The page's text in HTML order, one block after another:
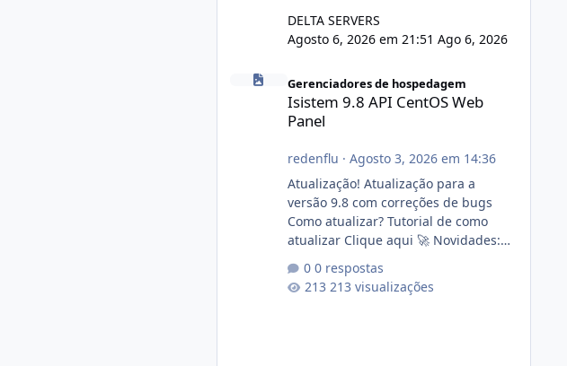
DELTA SERVERS
Agosto 6, 2026 em 21:51 Ago 6, 2026
Isistem 9.8 API CentOS Web Panel
Gerenciadores de hospedagem
Isistem 9.8 API CentOS Web
Panel
redenflu · Agosto 3, 2026 em 14:36
Atualização! Atualização para a
versão 9.8 com correções de bugs
Como atualizar? Tutorial de como
atualizar Clique aqui 🚀 Novidades:
publico para consulta de sub.dominio
autorizado a usasr o isistem:
0 respostas
213 visualizações